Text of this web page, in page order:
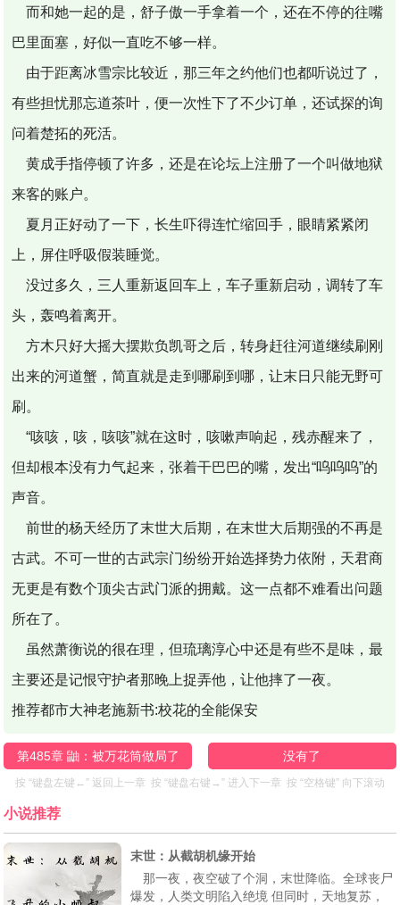
而和她一起的是，舒子傲一手拿着一个，还在不停的往嘴
巴里面塞，好似一直吃不够一样。
由于距离冰雪宗比较近，那三年之约他们也都听说过了，
有些担忧那忘道茶叶，便一次性下了不少订单，还试探的询
问着楚拓的死活。
黄成手指停顿了许多，还是在论坛上注册了一个叫做地狱
来客的账户。
夏月正好动了一下，长生吓得连忙缩回手，眼睛紧紧闭
上，屏住呼吸假装睡觉。
没过多久，三人重新返回车上，车子重新启动，调转了车
头，轰鸣着离开。
方木只好大摇大摆欺负凯哥之后，转身赶往河道继续刷刚
出来的河道蟹，简直就是走到哪刷到哪，让末日只能无野可
刷。
“咳咳，咳，咳咳”就在这时，咳嗽声响起，残赤醒来了，
但却根本没有力气起来，张着干巴巴的嘴，发出“呜呜呜”的
声音。
前世的杨天经历了末世大后期，在末世大后期强的不再是
古武。不可一世的古武宗门纷纷开始选择势力依附，天君商
无更是有数个顶尖古武门派的拥戴。这一点都不难看出问题
所在了。
虽然萧衡说的很在理，但琉璃淳心中还是有些不是味，最
主要还是记恨守护者那晚上捉弄他，让他摔了一夜。
推荐都市大神老施新书:校花的全能保安
第485章 鼬：被万花筒做局了 没有了
按 “键盘左键←” 返回上一章 按 “键盘右键→” 进入下一章 按 “空格键” 向下滚动
小说推荐
末世：从截胡机缘开始
那一夜，夜空破了个洞，末世降临。全球丧尸
爆发，人类文明陷入绝境 但同时，天地复苏，